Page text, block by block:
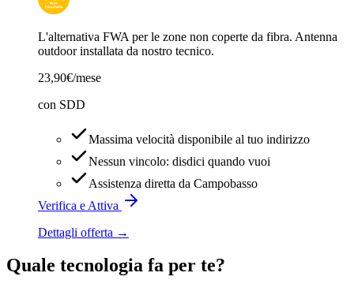
L'alternativa FWA per le zone non coperte da fibra. Antenna
outdoor installata da nostro tecnico.
23,90€/mese
con SDD
Massima velocità disponibile al tuo indirizzo
Nessun vincolo: disdici quando vuoi
Assistenza diretta da Campobasso
Verifica e Attiva
Dettagli offerta →
Quale tecnologia fa per te?